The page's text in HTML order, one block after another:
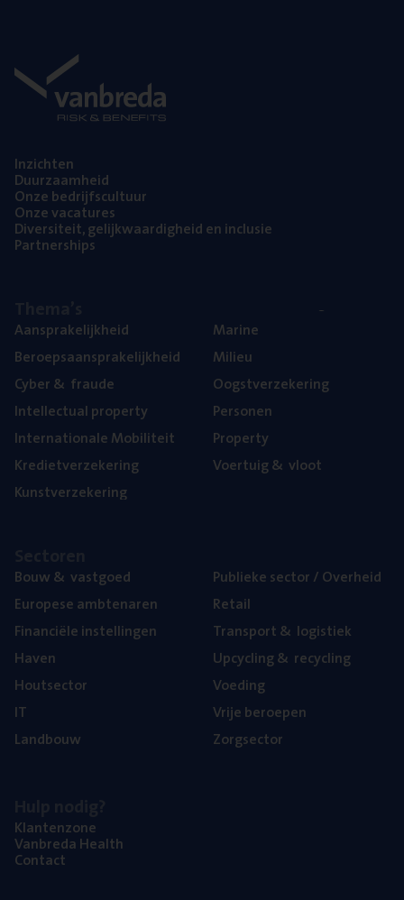
Inzich­ten
Duur­zaam­heid
Onze bedrijfs­cul­tuur
Onze vaca­tu­res
Diver­si­teit, gelijk­waar­dig­heid en inclusie
Part­ner­ships
Aan­spra­ke­lijk­heid
Beroeps­aan­spra­ke­lijk­heid
Cyber& fraude
Intel­lec­tu­al property
Inter­na­ti­o­na­le Mobiliteit
Kre­diet­ver­ze­ke­ring
Kunst­ver­ze­ke­ring
Mari­ne
Mili­eu
Oogst­ver­ze­ke­ring
Per­so­nen
Pro­per­ty
Voer­tuig& vloot
Bouw& vastgoed
Euro­pe­se ambtenaren
Finan­ci­ë­le instellingen
Haven
Hout­sec­tor
IT
Land­bouw
Publie­ke sec­tor / Overheid
Retail
Trans­port& logistiek
Upcy­cling& recycling
Voe­ding
Vrije beroe­pen
Zorg­sec­tor
Klan­ten­zo­ne
Van­b­re­da Health
Con­tact